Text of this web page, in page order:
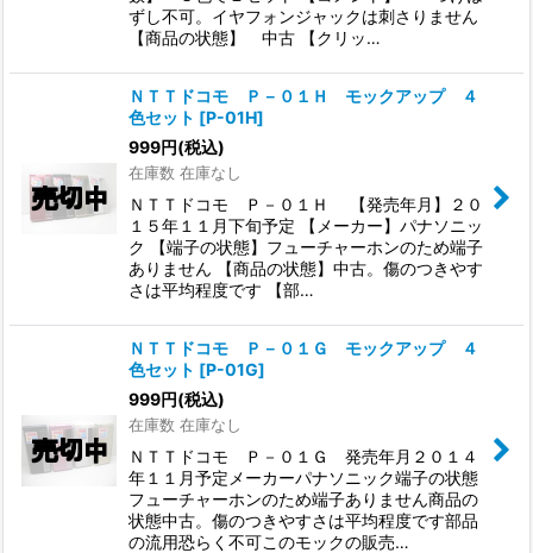
ずし不可。イヤフォンジャックは刺さりません
【商品の状態】 中古 【クリッ…
ＮＴＴドコモ Ｐ－０１Ｈ モックアップ ４
色セット [P-01H]
999円(税込)
在庫数 在庫なし
ＮＴＴドコモ Ｐ－０１Ｈ 【発売年月】２０
１５年１１月下旬予定 【メーカー】パナソニッ
ク 【端子の状態】フューチャーホンのため端子
ありません 【商品の状態】中古。傷のつきやす
さは平均程度です 【部…
ＮＴＴドコモ Ｐ－０１Ｇ モックアップ ４
色セット [P-01G]
999円(税込)
在庫数 在庫なし
ＮＴＴドコモ Ｐ－０１Ｇ 発売年月２０１４
年１１月予定メーカーパナソニック端子の状態
フューチャーホンのため端子ありません商品の
状態中古。傷のつきやすさは平均程度です部品
の流用恐らく不可このモックの販売…